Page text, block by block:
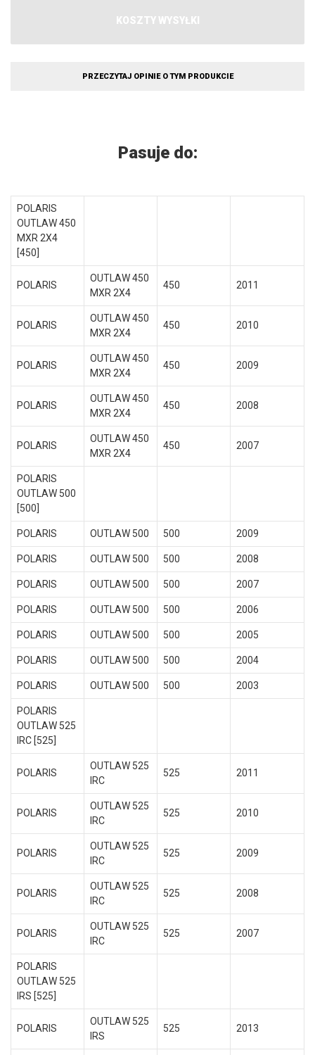
KOSZTY WYSYŁKI
PRZECZYTAJ OPINIE O TYM PRODUKCIE
Pasuje do:
POLARIS
OUTLAW 450
MXR 2X4
[450]
POLARIS
OUTLAW 450
MXR 2X4
450 2011
POLARIS
OUTLAW 450
MXR 2X4
450 2010
POLARIS
OUTLAW 450
MXR 2X4
450 2009
POLARIS
OUTLAW 450
MXR 2X4
450 2008
POLARIS
OUTLAW 450
MXR 2X4
450 2007
POLARIS
OUTLAW 500
[500]
POLARIS OUTLAW 500 500 2009
POLARIS OUTLAW 500 500 2008
POLARIS OUTLAW 500 500 2007
POLARIS OUTLAW 500 500 2006
POLARIS OUTLAW 500 500 2005
POLARIS OUTLAW 500 500 2004
POLARIS OUTLAW 500 500 2003
POLARIS
OUTLAW 525
IRC [525]
POLARIS
OUTLAW 525
IRC
525 2011
POLARIS
OUTLAW 525
IRC
525 2010
POLARIS
OUTLAW 525
IRC
525 2009
POLARIS
OUTLAW 525
IRC
525 2008
POLARIS
OUTLAW 525
IRC
525 2007
POLARIS
OUTLAW 525
IRS [525]
POLARIS
OUTLAW 525
IRS
525 2013